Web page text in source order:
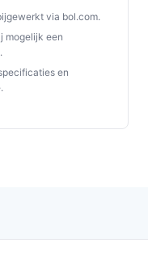
via bol.com.
mogelijk een
en